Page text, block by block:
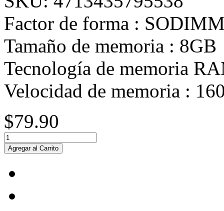
Factor de forma :
Tamaño de memoria : 8GB
Tecnología de memoria
Velocidad de memoria :
$79.90
Agregar al Carrito